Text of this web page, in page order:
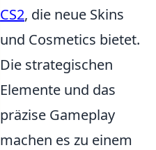
CS2, die neue Skins
und Cosmetics bietet.
Die strategischen
Elemente und das
präzise Gameplay
machen es zu einem